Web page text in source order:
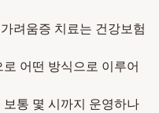
려움증 치료는 건강보험
어떤 방식으로 이루어
통 몇 시까지 운영하나